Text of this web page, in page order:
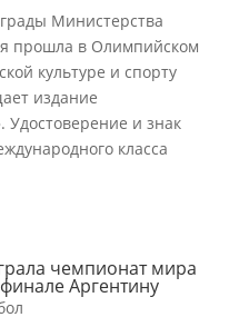
Министерства
прошла в Олимпийском
культуре и спорту
издание
Удостоверение и знак
класса
чемпионат мира
Аргентину